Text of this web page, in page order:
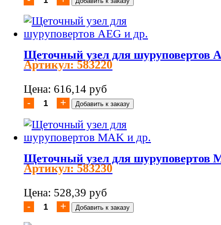
Щеточный узел для шуруповертов
Артикул: 583220
Цена: 616,14 руб
Щеточный узел для шуруповертов
Артикул: 583230
Цена: 528,39 руб